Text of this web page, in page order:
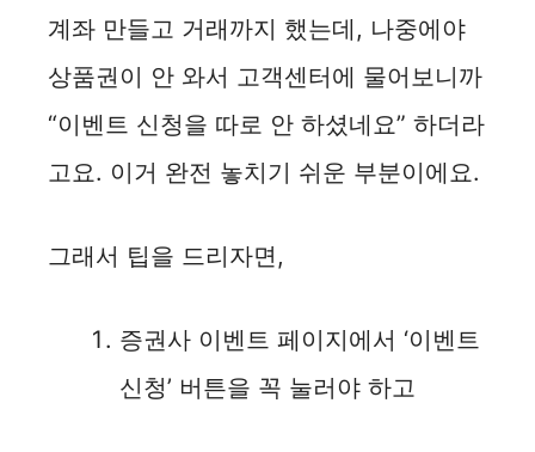
계좌 만들고 거래까지 했는데, 나중에야
상품권이 안 와서 고객센터에 물어보니까
“이벤트 신청을 따로 안 하셨네요” 하더라
고요. 이거 완전 놓치기 쉬운 부분이에요.
그래서 팁을 드리자면,
증권사 이벤트 페이지에서 ‘이벤트
신청’ 버튼을 꼭 눌러야 하고